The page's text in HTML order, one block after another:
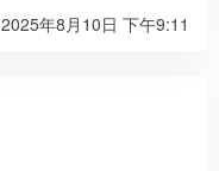
2025年8月10日 下午9:11